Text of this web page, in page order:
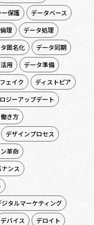
保護
データベース
理
データ処理
匿名化
データ同期
用
データ準備
ェイク
ディストピア
ジーアップデート
き方
デザインプロセス
革命
ンス
ジタルマーケティング
デバイス
デロイト